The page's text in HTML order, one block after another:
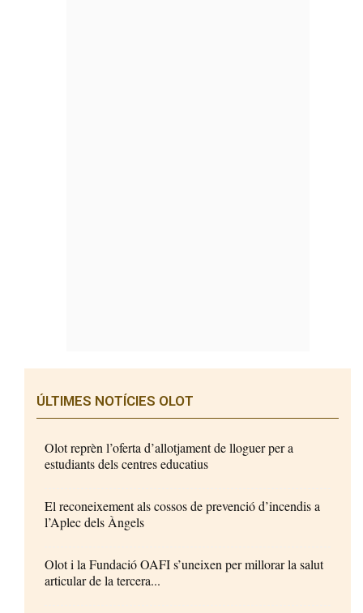
ÚLTIMES NOTÍCIES OLOT
Olot reprèn l’oferta d’allotjament de lloguer per a
estudiants dels centres educatius
El reconeixement als cossos de prevenció d’incendis a
l’Aplec dels Àngels
Olot i la Fundació OAFI s’uneixen per millorar la salut
articular de la tercera...